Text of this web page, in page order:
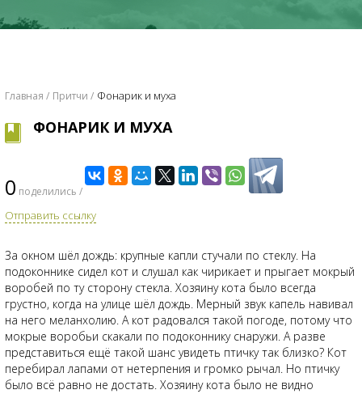
Главная Притчи Фонарик и муха
ФОНАРИК И МУХА
0 поделились /
Отправить ссылку
За окном шёл дождь: крупные капли стучали по стеклу. На
подоконнике сидел кот и слушал как чирикает и прыгает мокрый
воробей по ту сторону стекла. Хозяину кота было всегда
грустно, когда на улице шёл дождь. Мерный звук капель навивал
на него меланхолию. А кот радовался такой погоде, потому что
мокрые воробьи скакали по подоконнику снаружи. А разве
представиться ещё такой шанс увидеть птичку так близко? Кот
перебирал лапами от нетерпения и громко рычал. Но птичку
было всё равно не достать. Хозяину кота было не видно